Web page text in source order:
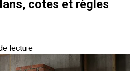
cotes et règles
lecture